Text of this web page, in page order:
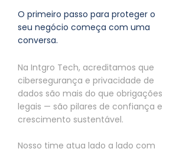
O primeiro passo para proteger o
seu negócio começa com uma
conversa.
Na Intgro Tech, acreditamos que
cibersegurança e privacidade de
dados são mais do que obrigações
legais — são pilares de confiança e
crescimento sustentável.
Nosso time atua lado a lado com